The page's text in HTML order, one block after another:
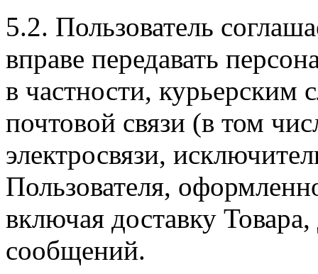
5.2. Пользователь
вправе передавать
в частности, курьерским
почтовой связи (в том
электросвязи,
Пользователя,
включая доставку
сообщений.